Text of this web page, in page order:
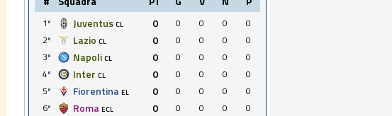
1º Juventus CL 0 0 0 0
0
2º
Lazio CL 0 0 0 0
0
3º
Napoli CL 0 0 0 0
0
4º
Inter CL 0 0 0 0
0
5º
Fiorentina EL 0 0 0 0
0
6º
Roma ECL 0 0 0 0
0